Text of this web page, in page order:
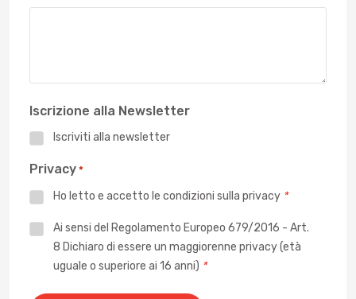
Iscrizione alla Newsletter
Iscriviti alla newsletter
Privacy *
Ho letto e accetto le condizioni sulla privacy *
PrivacyAi sensi del Regolamento Europeo 679/2016 - Art.
8 Dichiaro di essere un maggiorenne privacy (età
uguale o superiore ai 16 anni) *